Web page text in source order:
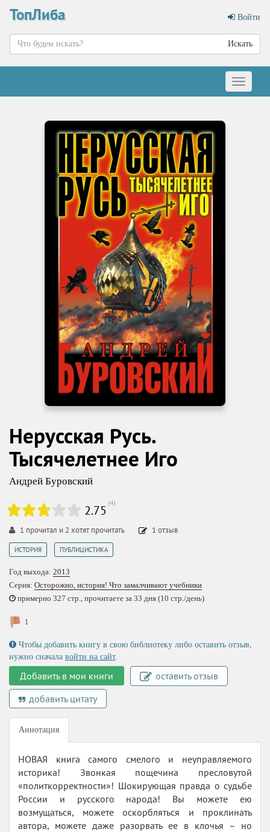
ТопЛиба Войти
Искать
Меню
Нерусская Русь.
Тысячелетнее Иго
Андрей Буровский
2.75 (4)
1 прочитал и 2 хотят прочитать 1 отзыв
ИСТОРИЯ ПУБЛИЦИСТИКА
Год выхода: 2013
Серия: Осторожно, история! Что замалчивают учебники
примерно 327 стр., прочитаете за 33 дня (10 стр./день)
1
Чтобы добавить книгу в свою библиотеку либо оставить отзыв,
нужно сначала войти на сайт.
Добавить в мои книги
оставить отзыв
добавить цитату
Аннотация
НОВАЯ книга самого смелого и неуправляемого
историка! Звонкая пощечина пресловутой
«политкорректности»! Шокирующая правда о судьбе
России и русского народа! Вы можете ею
возмущаться, можете оскорбляться и проклинать
автора, можете даже разорвать ее в клочья – но